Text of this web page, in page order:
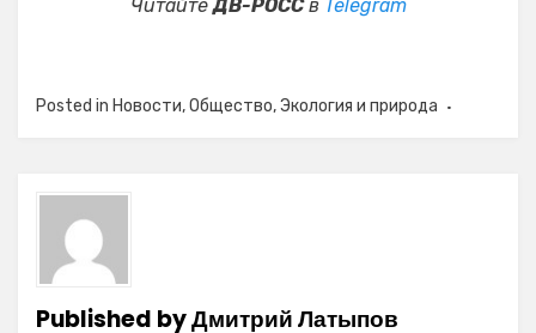
ЧитайтеДВ-РОССв Telegram
Posted in Новости,Общество,Экология и природа
Published byДмитрий Латыпов